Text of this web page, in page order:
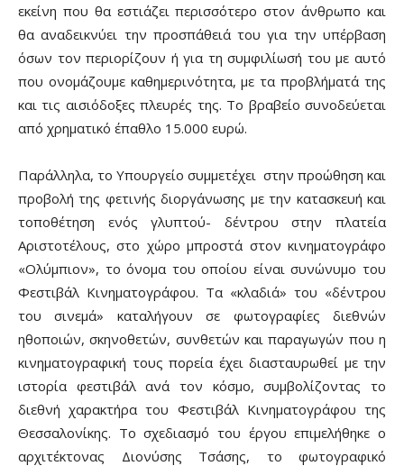
εκείνη που θα εστιάζει περισσότερο στον άνθρωπο και
θα αναδεικνύει την προσπάθειά του για την υπέρβαση
όσων τον περιορίζουν ή για τη συμφιλίωσή του με αυτό
που ονομάζουμε καθημερινότητα, με τα προβλήματά της
και τις αισιόδοξες πλευρές της. Το βραβείο συνοδεύεται
από χρηματικό έπαθλο 15.000 ευρώ.
Παράλληλα, το Υπουργείο συμμετέχει στην προώθηση και
προβολή της φετινής διοργάνωσης με την κατασκευή και
τοποθέτηση ενός γλυπτού- δέντρου στην πλατεία
Αριστοτέλους, στο χώρο μπροστά στον κινηματογράφο
«Ολύμπιον», το όνομα του οποίου είναι συνώνυμο του
Φεστιβάλ Κινηματογράφου. Τα «κλαδιά» του «δέντρου
του σινεμά» καταλήγουν σε φωτογραφίες διεθνών
ηθοποιών, σκηνοθετών, συνθετών και παραγωγών που η
κινηματογραφική τους πορεία έχει διασταυρωθεί με την
ιστορία φεστιβάλ ανά τον κόσμο, συμβολίζοντας το
διεθνή χαρακτήρα του Φεστιβάλ Κινηματογράφου της
Θεσσαλονίκης. Το σχεδιασμό του έργου επιμελήθηκε ο
αρχιτέκτονας Διονύσης Τσάσης, το φωτογραφικό